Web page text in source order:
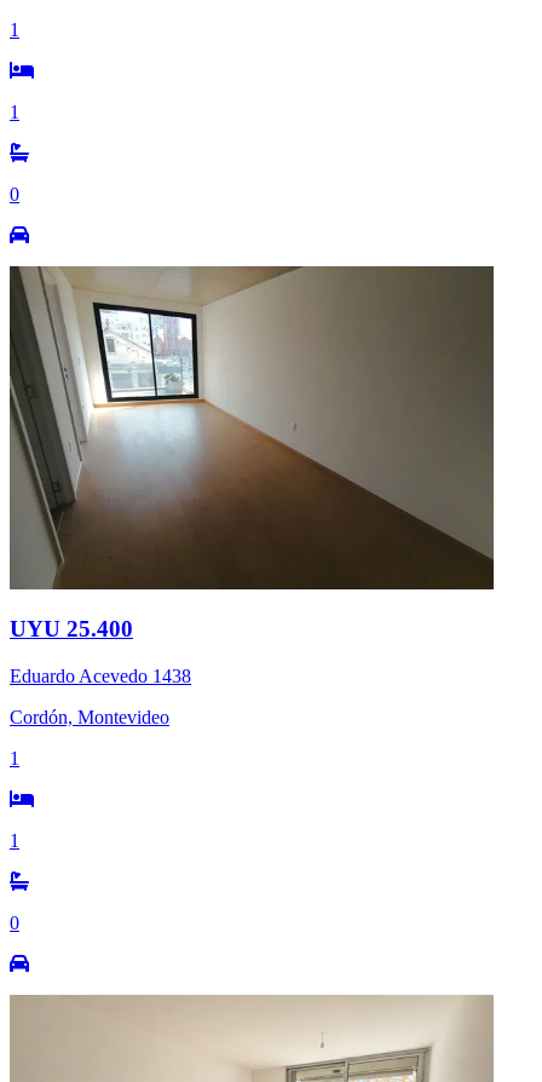
1
1
0
UYU 25.400
Eduardo Acevedo 1438
Cordón, Montevideo
1
1
0